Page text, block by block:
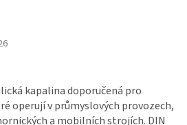
kapalina doporučená pro
operují v průmyslových provozech,
a mobilních strojích. DIN